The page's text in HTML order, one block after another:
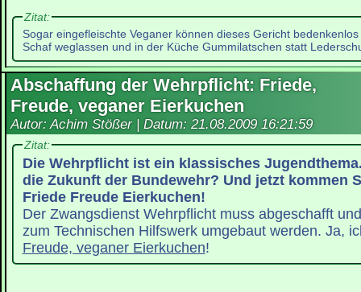
Zitat:
Sogar eingefleischte Veganer können dieses Gericht
Schaf weglassen und in der Küche Gummilatschen statt
Abschaffung der Wehrpflicht: Friede,
Freude, veganer Eierkuchen
Autor: Achim Stößer | Datum: 21.08.2009 16:21:59
Zitat:
Die Wehrpflicht ist ein klassisches
die Zukunft der Bundewehr? Und jetzt kommen
Friede Freude Eierkuchen!
Der Zwangsdienst Wehrpflicht muss abgeschafft
zum Technischen Hilfswerk umgebaut werden. Ja,
Freude, veganer Eierkuchen!